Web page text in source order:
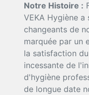
Notre Histoire :
VEKA Hygiène
changeants de
marquée par un
la satisfaction
incessante de
d'hygiène
de longue date